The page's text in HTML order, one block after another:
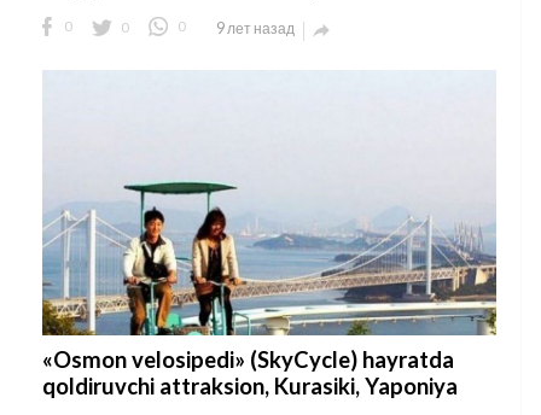
0 0 0 9 лет назад 
«Osmon velosipedi» (SkyCycle) hayratda
qoldiruvchi attraksion, Kurasiki, Yaponiya